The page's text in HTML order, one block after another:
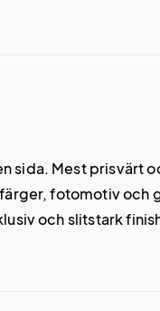
sida. Mest prisvärt
fotomotiv och
och slitstark